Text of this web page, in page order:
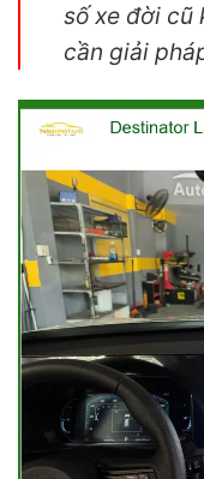
số xe đời cũ
cần giải